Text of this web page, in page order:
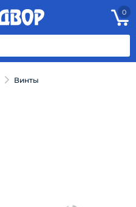
0
Винты